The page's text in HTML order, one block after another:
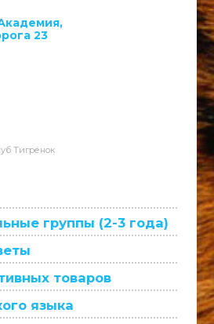
23
Тигрёнок
группы (2-3 года)
товаров
языка